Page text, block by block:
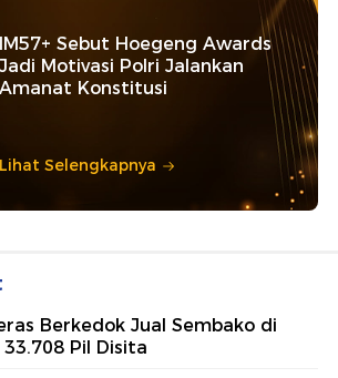
IM57+ Sebut Hoegeng Awards
Jadi Motivasi Polri Jalankan
Amanat Konstitusi
Lihat Selengkapnya
Berkedok Jual Sembako di
Pil Disita